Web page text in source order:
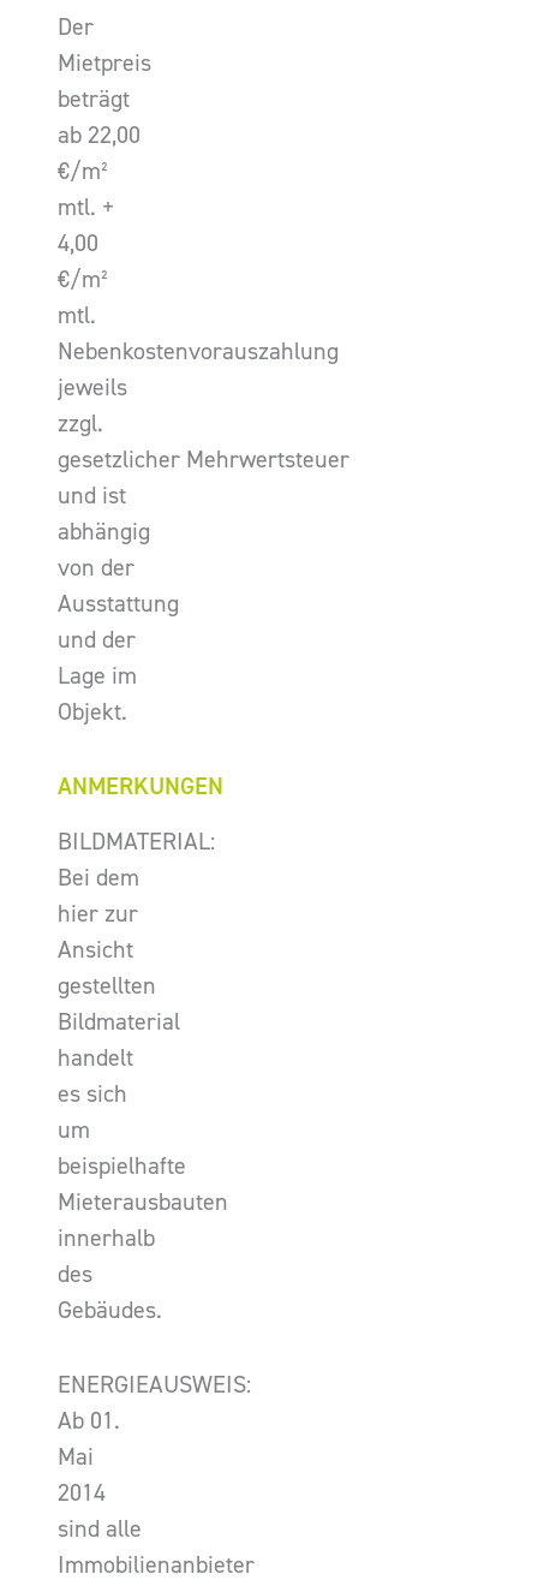
Der
Mietpreis
beträgt
ab 22,00
€/m²
mtl. +
4,00
€/m²
mtl.
Nebenkostenvorauszahlung
jeweils
zzgl.
gesetzlicher Mehrwertsteuer
und ist
abhängig
von der
Ausstattung
und der
Lage im
Objekt.
ANMERKUNGEN
BILDMATERIAL:
Bei dem
hier zur
Ansicht
gestellten
Bildmaterial
handelt
es sich
um
beispielhafte
Mieterausbauten
innerhalb
des
Gebäudes.
ENERGIEAUSWEIS:
Ab 01.
Mai
2014
sind alle
Immobilienanbieter